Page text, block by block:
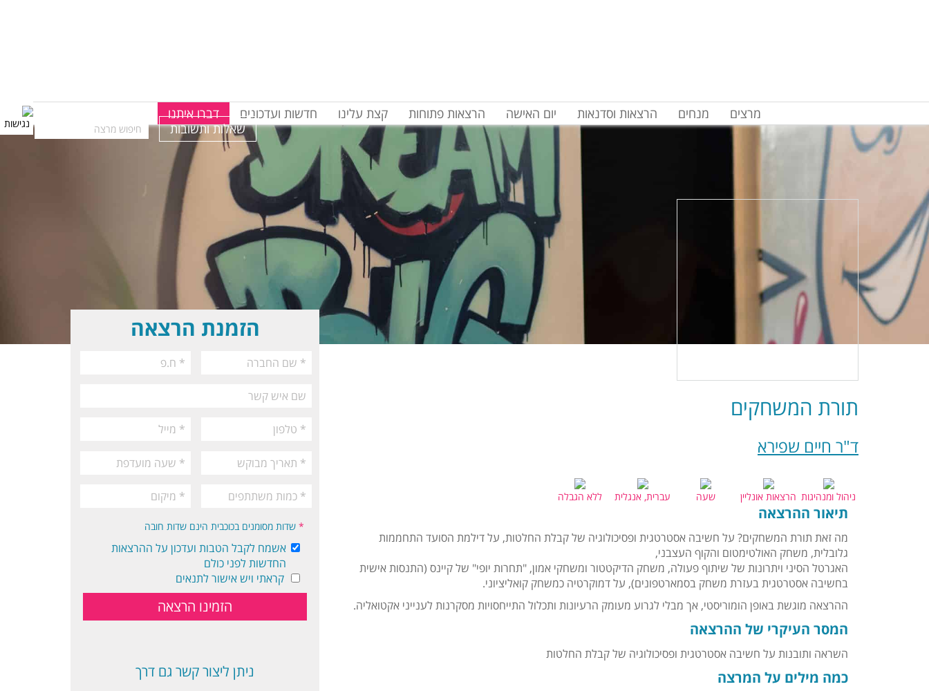
שאלות ותשובות
מרצים מנחים הרצאות וסדנאות יום האישה הרצאות פתוחות קצת עלינו חדשות ועדכונים דברו איתנו
תורת המשחקים
ד"ר חיים שפירא
ניהול ומנהיגות הרצאות אונליין שעה עברית, אנגלית ללא הגבלה
תיאור ההרצאה
מה זאת תורת המשחקים? על חשיבה אסטרטגית ופסיכולוגיה של קבלת החלטות, על דילמת הסועד התחממות
גלובלית, משחק האולטימטום והקוף העצבני,
האגרטל הסיני ויתרונות של שיתוף פעולה, משחק הדיקטטור ומשחקי אמון, "תחרות יופי" של קיינס (התנסות אישית
בחשיבה אסטרטגית בעזרת משחק בסמארטפונים), על דמוקרטיה כמשחק קואליציוני.
ההרצאה מוגשת באופן הומוריסטי, אך מבלי לגרוע מעומק הרעיונות ותכלול התייחסויות מסקרנות לענייני אקטואליה.
המסר העיקרי של ההרצאה
השראה ותובנות על חשיבה אסטרטגית ופסיכולוגיה של קבלת החלטות
כמה מילים על המרצה
הזמנת הרצאה
* שדות מסומנים בכוכבית הינם שדות חובה
אשמח לקבל הטבות ועדכון על ההרצאות
החדשות לפני כולם
קראתי ויש אישור לתנאים
ניתן ליצור קשר גם דרך